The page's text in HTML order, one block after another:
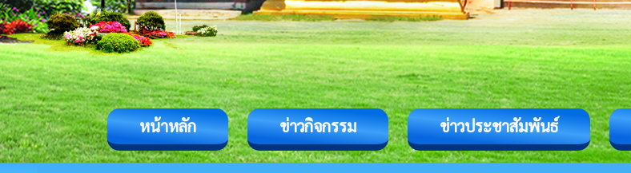
หน้าหลัก ข่าวกิจกรรม ข่าวประชาสัมพันธ์